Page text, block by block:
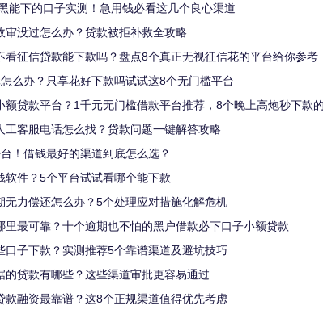
能下的口子实测！急用钱必看这几个良心渠道
审没过怎么办？贷款被拒补救全攻略
看征信贷款能下款吗？盘点8个真正无视征信花的平台给你参考
么办？只享花好下款吗试试这8个无门槛平台
额贷款平台？1千元无门槛借款平台推荐，8个晚上高炮秒下款
工客服电话怎么找？贷款问题一键解答攻略
！借钱最好的渠道到底怎么选？
软件？5个平台试试看哪个能下款
无力偿还怎么办？5个处理应对措施化解危机
里最可靠？十个逾期也不怕的黑户借款必下口子小额贷款
口子下款？实测推荐5个靠谱渠道及避坑技巧
的贷款有哪些？这些渠道审批更容易通过
款融资最靠谱？这8个正规渠道值得优先考虑